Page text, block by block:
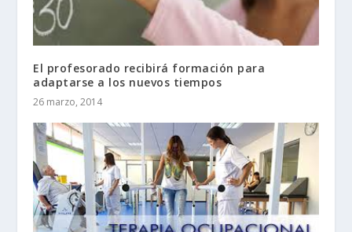
El profesorado recibirá formación para
adaptarse a los nuevos tiempos
26 marzo, 2014